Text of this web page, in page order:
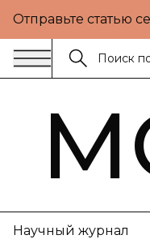
Отправьте статью
Научный журнал